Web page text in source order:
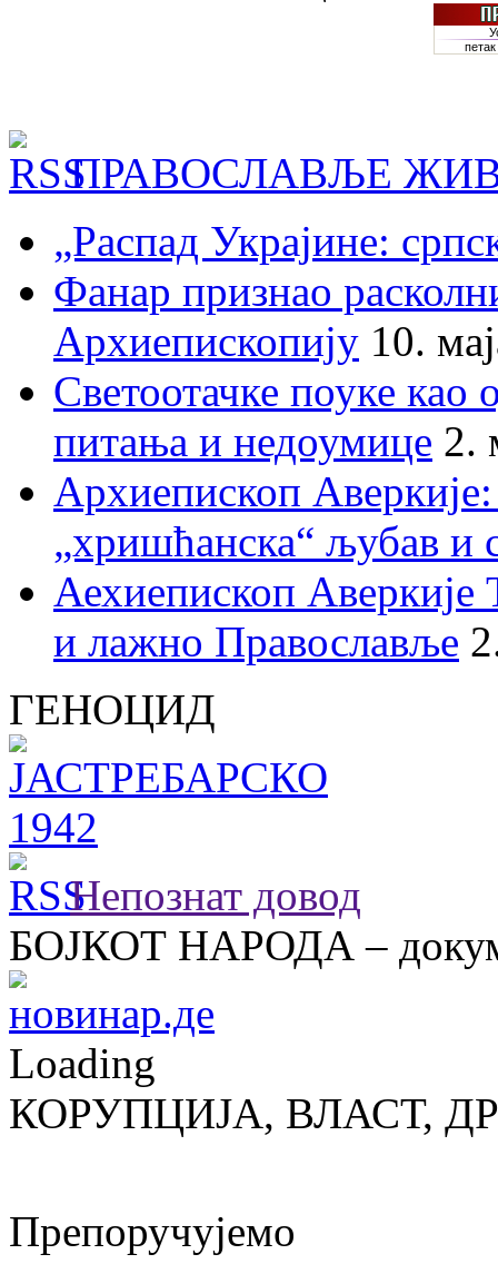
ПРАВОСЛАВЉЕ
„Распад Украјине:
Фанар признао
Архиепископију 10.
Светоотачке поуке као
питања и недоумице 2.
Архиепископ
„хришћанска“ љубав и
Аехиепископ
и лажно Православље
ГЕНОЦИД
Непознат довод
БОЈКОТ НАРОДА –
Loading
КОРУПЦИЈА, ВЛАСТ,
Препоручујемо